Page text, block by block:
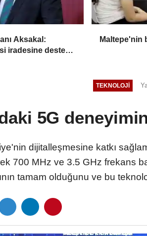
Aksakal:
iradesine destek
Maltepe'nin
TEKNOLOJI
5G
dijitalleşmesine katkı
700 MHz ve 3.5 GHz frekans
tamam olduğunu ve bu